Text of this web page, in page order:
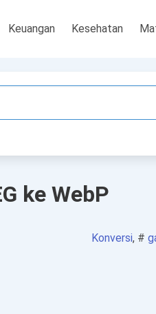
Keuangan Kesehatan
ke WebP
Konversi, #